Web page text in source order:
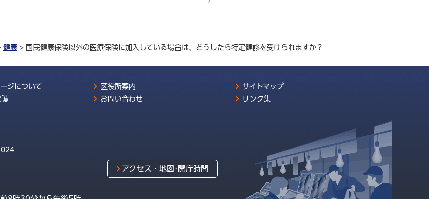
健康 > 国民健康保険以外の医療保険に加入している場合は、どうしたら特定健診を受けられますか？
ジについて 区役所案内
サイトマップ
お問い合わせ リンク集
アクセス・地図･開庁時間